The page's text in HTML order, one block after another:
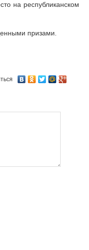
на республиканском
призами.